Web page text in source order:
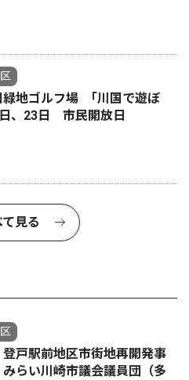
緑地ゴルフ場 ｢川国で遊ぼ
、23日 市民開放日
て見る
戸駅前地区市街地再開発事
らい川崎市議会議員団（多